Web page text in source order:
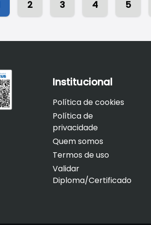
2 3 4 5
Institucional
Política de cookies
Política de
privacidade
Quem somos
Termos de uso
Validar
Diploma/Certificado